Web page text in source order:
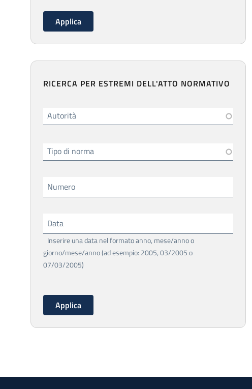
RICERCA PER ESTREMI DELL'ATTO NORMATIVO
Autorità
Tipo di norma
Numero
Data
Inserire una data nel formato anno, mese/anno o
giorno/mese/anno (ad esempio: 2005, 03/2005 o
07/03/2005)